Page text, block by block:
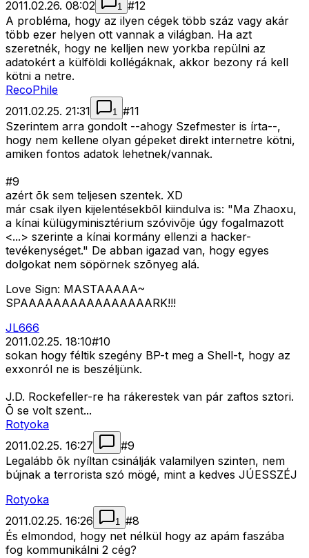
2011.02.26. 08:02 1 #12
A probléma, hogy az ilyen cégek több száz vagy akár
több ezer helyen ott vannak a világban. Ha azt
szeretnék, hogy ne kelljen new yorkba repülni az
adatokért a külföldi kollégáknak, akkor bezony rá kell
kötni a netre.
RecoPhile
2011.02.25. 21:31
1 #11
Szerintem arra gondolt --ahogy Szefmester is írta--,
hogy nem kellene olyan gépeket direkt internetre kötni,
amiken fontos adatok lehetnek/vannak.
#9
azért õk sem teljesen szentek. XD
már csak ilyen kijelentésekbõl kiindulva is: "Ma Zhaoxu,
a kínai külügyminisztérium szóvivõje úgy fogalmazott
<...> szerinte a kínai kormány ellenzi a hacker-
tevékenységet." De abban igazad van, hogy egyes
dolgokat nem söpörnek szõnyeg alá.
Love Sign: MASTAAAAA~
SPAAAAAAAAAAAAAAAARK!!!
JL666
2011.02.25. 18:10#10
sokan hogy féltik szegény BP-t meg a Shell-t, hogy az
exxonról ne is beszéljünk.
J.D. Rockefeller-re ha rákerestek van pár zaftos sztori.
Õ se volt szent...
Rotyoka
2011.02.25. 16:27
#9
Legalább õk nyíltan csinálják valamilyen szinten, nem
bújnak a terrorista szó mögé, mint a kedves JÚESSZÉJ
Rotyoka
2011.02.25. 16:26
1 #8
És elmondod, hogy net nélkül hogy az apám faszába
fog kommunikálni 2 cég?